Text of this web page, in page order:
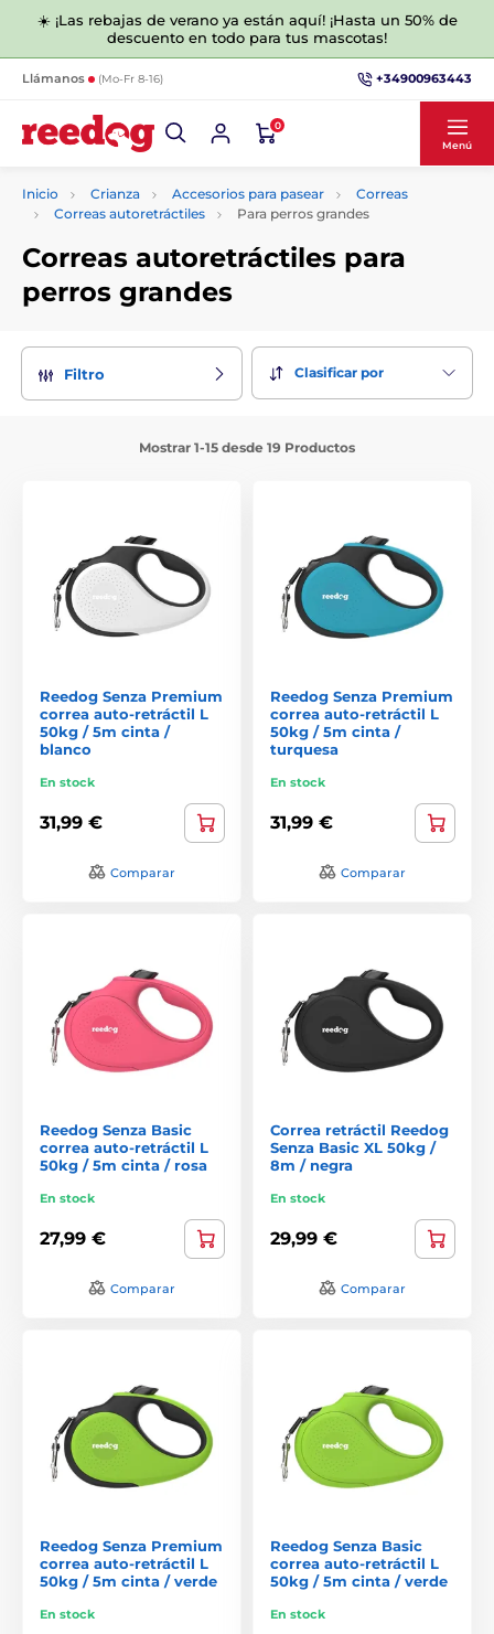
☀️ ¡Las rebajas de verano ya están aquí! ¡Hasta un 50% de
descuento en todo para tus mascotas!
Llámanos (Mo-Fr 8-16) +34900963443
0
Menú
Inicio Crianza Accesorios para pasear
Correas
Correas autoretráctiles
Para perros grandes
Correas autoretráctiles para
perros grandes
Filtro Clasificar por
Mostrar 1-15 desde 19 Productos
Reedog Senza Premium
correa auto-retráctil L
50kg / 5m cinta /
blanco
En stock
31,99 €
Comparar
Reedog Senza Premium
correa auto-retráctil L
50kg / 5m cinta /
turquesa
En stock
31,99 €
Comparar
Reedog Senza Basic
correa auto-retráctil L
50kg / 5m cinta / rosa
En stock
27,99 €
Comparar
Correa retráctil Reedog
Senza Basic XL 50kg /
8m / negra
En stock
29,99 €
Comparar
Reedog Senza Premium
correa auto-retráctil L
50kg / 5m cinta / verde
En stock
Reedog Senza Basic
correa auto-retráctil L
50kg / 5m cinta / verde
En stock